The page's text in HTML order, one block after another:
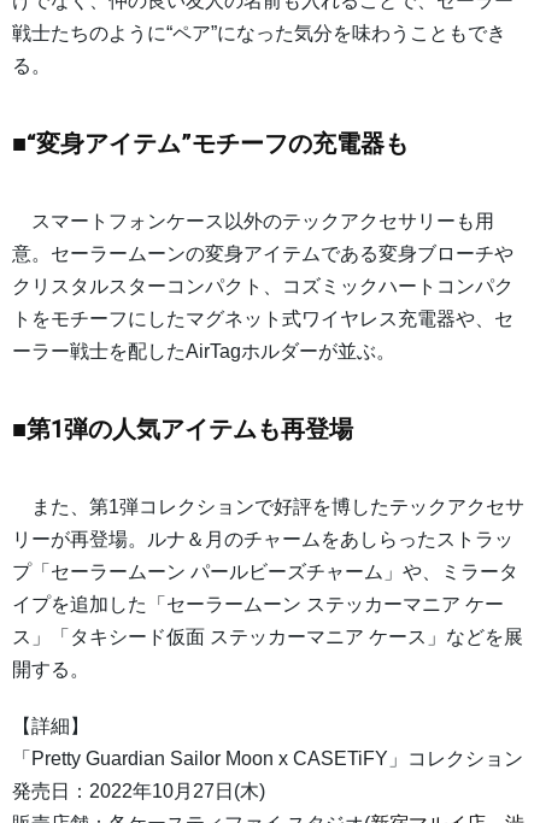
戦士たちのように“ペア”になった気分を味わうこともでき
る。
■“変身アイテム”モチーフの充電器も
スマートフォンケース以外のテックアクセサリーも用
意。セーラームーンの変身アイテムである変身ブローチや
クリスタルスターコンパクト、コズミックハートコンパク
トをモチーフにしたマグネット式ワイヤレス充電器や、セ
ーラー戦士を配したAirTagホルダーが並ぶ。
■第1弾の人気アイテムも再登場
また、第1弾コレクションで好評を博したテックアクセサ
リーが再登場。ルナ＆月のチャームをあしらったストラッ
プ「セーラームーン パールビーズチャーム」や、ミラータ
イプを追加した「セーラームーン ステッカーマニア ケー
ス」「タキシード仮面 ステッカーマニア ケース」などを展
開する。
【詳細】
「Pretty Guardian Sailor Moon x CASETiFY」コレクション
発売日：2022年10月27日(木)